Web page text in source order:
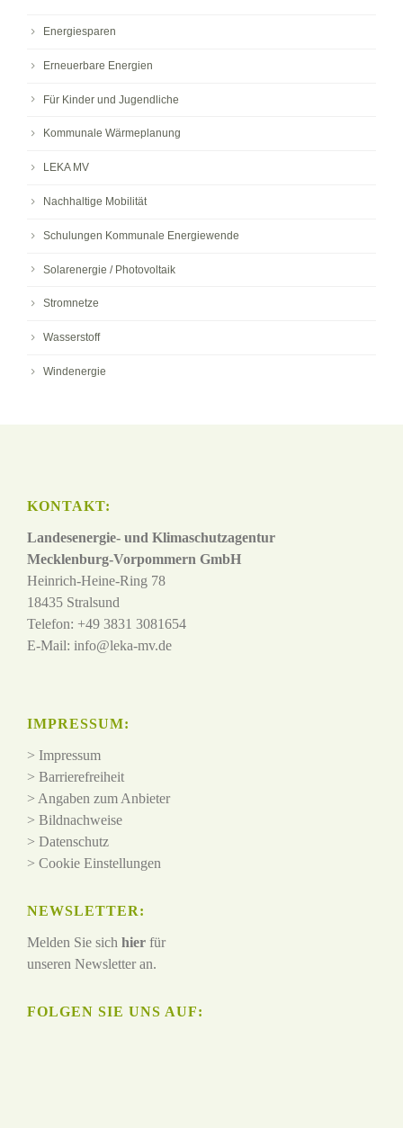
Energiesparen
Erneuerbare Energien
Für Kinder und Jugendliche
Kommunale Wärmeplanung
LEKA MV
Nachhaltige Mobilität
Schulungen Kommunale Energiewende
Solarenergie / Photovoltaik
Stromnetze
Wasserstoff
Windenergie
KONTAKT:
Landesenergie- und Klimaschutzagentur
Mecklenburg-Vorpommern GmbH
Heinrich-Heine-Ring 78
18435 Stralsund
Telefon: +49 3831 3081654
E-Mail: info@leka-mv.de
IMPRESSUM:
> Impressum
> Barrierefreiheit
> Angaben zum Anbieter
> Bildnachweise
> Datenschutz
> Cookie Einstellungen
NEWSLETTER:
Melden Sie sich hier für
unseren Newsletter an.
FOLGEN SIE UNS AUF: